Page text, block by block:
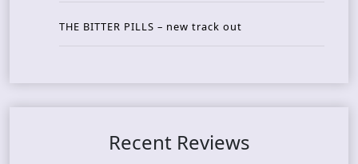
THE BITTER PILLS – new track out
Recent Reviews